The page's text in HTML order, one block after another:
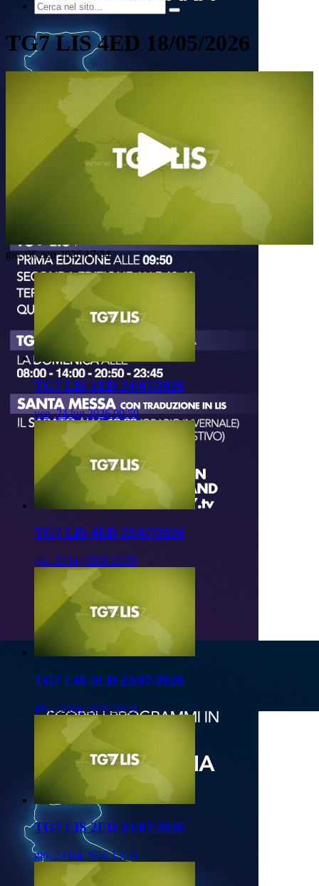
TG7 LIS 4ED 18/05/2026
Play
Video
gio, 06 ago 2026 17:34
TG7 LIS 1ED 24/07/2026
ven, 24 lug 2026 09:50
TG7 LIS 4ED 23/07/2026
gio, 23 lug 2026 23:50
TG7 LIS 3ED 23/07/2026
gio, 23 lug 2026 20:50
TG7 LIS 2ED 23/07/2026
gio, 23 lug 2026 13:50